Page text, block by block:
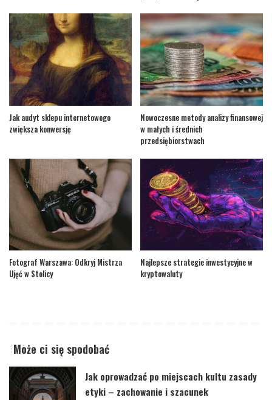
Jak audyt sklepu internetowego
zwiększa konwersję
Nowoczesne metody analizy finansowej
w małych i średnich
przedsiębiorstwach
Fotograf Warszawa: Odkryj Mistrza
Ujęć w Stolicy
Najlepsze strategie inwestycyjne w
kryptowaluty
Może ci się spodobać
Jak oprowadzać po miejscach kultu zasady
etyki – zachowanie i szacunek